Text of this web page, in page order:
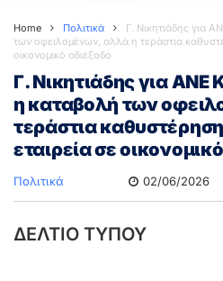
Home Πολιτικά
Γ. Νικητιάδης για
των οφειλομένων, αλλά η τεράστια
οικονομικό αδιέξοδο
Γ. Νικητιάδης για ΑΝΕ
η καταβολή των
τεράστια
εταιρεία σε
Πολιτικά 02/06/2026
ΔΕΛΤΙΟ ΤΥΠΟΥ